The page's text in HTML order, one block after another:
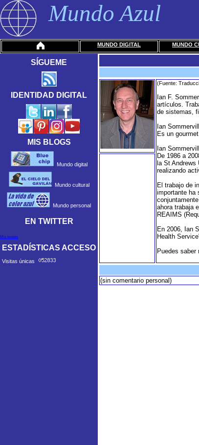
Mundo Azul
MUNDO DIGITAL MUNDO
SÍGUEME
IDENTIDAD DIGITAL
MIS BLOGS
Mundo digital
Mundo cultural
Mundo personal
EN TWITTER
Mis tweets
ESTADÍSTICAS ACCESO
Visitas únicas
(Fuente:
Ian F.
artículos.
de sistemas,
Ian
Es un
Ian
De 1986 a
la St
realizando
El trabajo de
importante ha
ahora trabaja
REAIMS
En 2006, Ian
Health
Puedes
(sin comentario personal)